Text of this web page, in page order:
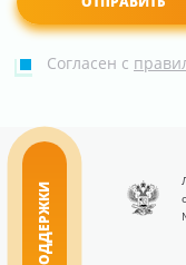
Согласен с